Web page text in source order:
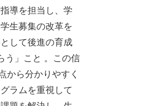
導を担当し、学
生募集の改革を
して後進の育成
う」こと 。この信
から分かりやすく
ラムを重視して